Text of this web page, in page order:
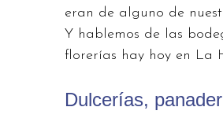
eran de alguno de
Y hablemos de las
florerías hay hoy en La
Dulcerías,